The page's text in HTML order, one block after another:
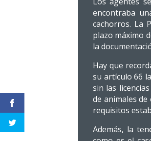
encontraba
cachorros. La
plazo máximo
la
Hay que
su artículo 66
sin las
de animales
requisitos
Además, la